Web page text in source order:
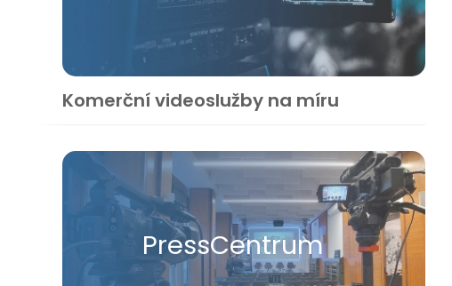
Komerční videoslužby na míru
Press​Centrum